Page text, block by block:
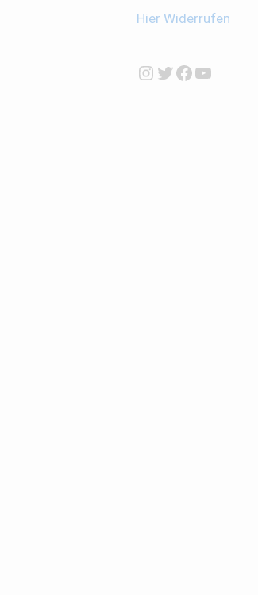
Hier Widerrufen
Instagram
Twitter
Facebook
YouTube